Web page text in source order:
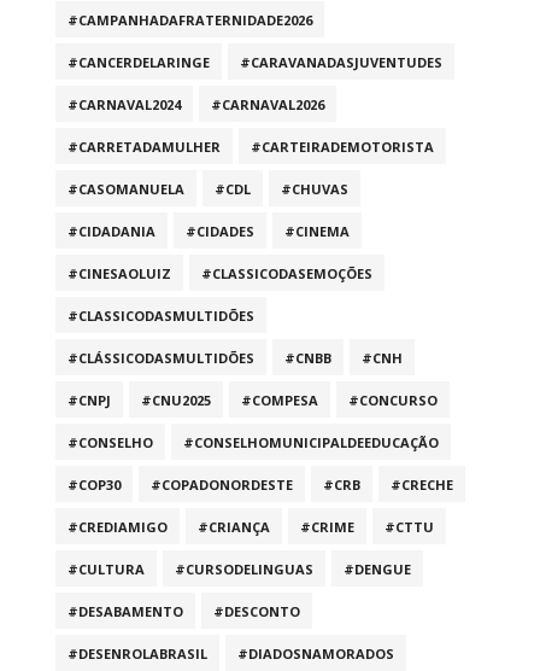
#CAMPANHADAFRATERNIDADE2026
#CANCERDELARINGE #CARAVANADASJUVENTUDES
#CARNAVAL2024 #CARNAVAL2026
#CARRETADAMULHER #CARTEIRADEMOTORISTA
#CASOMANUELA #CDL #CHUVAS
#CIDADANIA #CIDADES #CINEMA
#CINESAOLUIZ #CLASSICODASEMOÇÕES
#CLASSICODASMULTIDÕES
#CLÁSSICODASMULTIDÕES #CNBB #CNH
#CNPJ #CNU2025 #COMPESA #CONCURSO
#CONSELHO #CONSELHOMUNICIPALDEEDUCAÇÃO
#COP30 #COPADONORDESTE #CRB #CRECHE
#CREDIAMIGO #CRIANÇA #CRIME #CTTU
#CULTURA #CURSODELINGUAS #DENGUE
#DESABAMENTO #DESCONTO
#DESENROLABRASIL #DIADOSNAMORADOS